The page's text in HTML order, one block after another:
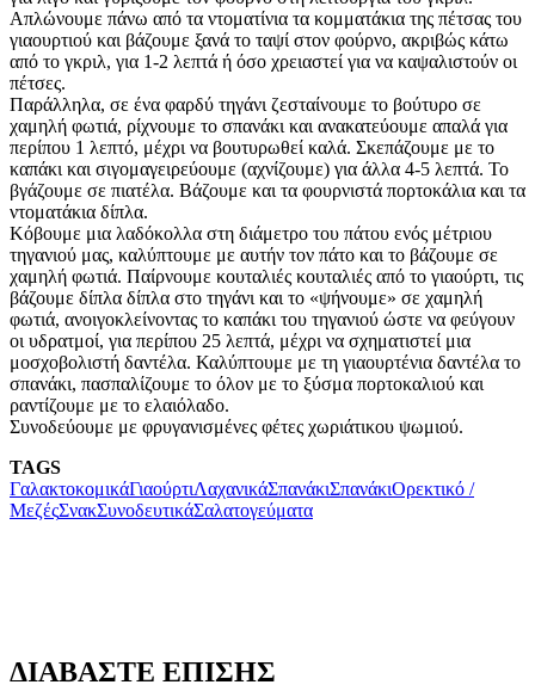
Απλώνουμε πάνω από τα ντοματίνια τα κομματάκια της πέτσας του
γιαουρτιού και βάζουμε ξανά το ταψί στον φούρνο, ακριβώς κάτω
από το γκριλ, για 1-2 λεπτά ή όσο χρειαστεί για να καψαλιστούν οι
πέτσες.
Παράλληλα, σε ένα φαρδύ τηγάνι ζεσταίνουμε το βούτυρο σε
χαμηλή φωτιά, ρίχνουμε το σπανάκι και ανακατεύουμε απαλά για
περίπου 1 λεπτό, μέχρι να βουτυρωθεί καλά. Σκεπάζουμε με το
καπάκι και σιγομαγειρεύουμε (αχνίζουμε) για άλλα 4-5 λεπτά. Το
βγάζουμε σε πιατέλα. Βάζουμε και τα φουρνιστά πορτοκάλια και τα
ντοματάκια δίπλα.
Κόβουμε μια λαδόκολλα στη διάμετρο του πάτου ενός μέτριου
τηγανιού μας, καλύπτουμε με αυτήν τον πάτο και το βάζουμε σε
χαμηλή φωτιά. Παίρνουμε κουταλιές κουταλιές από το γιαούρτι, τις
βάζουμε δίπλα δίπλα στο τηγάνι και το «ψήνουμε» σε χαμηλή
φωτιά, ανοιγοκλείνοντας το καπάκι του τηγανιού ώστε να φεύγουν
οι υδρατμοί, για περίπου 25 λεπτά, μέχρι να σχηματιστεί μια
μοσχοβολιστή δαντέλα. Καλύπτουμε με τη γιαουρτένια δαντέλα το
σπανάκι, πασπαλίζουμε το όλον με το ξύσμα πορτοκαλιού και
ραντίζουμε με το ελαιόλαδο.
Συνοδεύουμε με φρυγανισμένες φέτες χωριάτικου ψωμιού.
TAGS
ΓαλακτοκομικάΓιαούρτιΛαχανικάΣπανάκιΣπανάκιΟρεκτικό /
ΜεζέςΣνακΣυνοδευτικάΣαλατογεύματα
ΔΙΑΒΑΣΤΕ ΕΠΙΣΗΣ